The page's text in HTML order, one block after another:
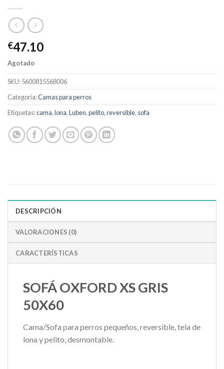
€47.10
Agotado
SKU:5600815568006
Categoría:Camas para perros
Etiquetas:cama,lona,Luben,pelito,reversible, sofa
DESCRIPCIÓN
VALORACIONES (0)
CARACTERÍSTICAS
SOFÁ OXFORD XS GRIS
50X60
Cama/Sofa para perros pequeños, reversible, tela de
lona y pelito, desmontable.